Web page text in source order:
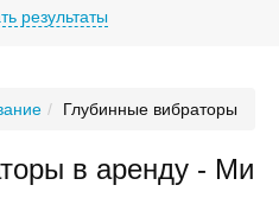
результаты
Глубинные вибраторы
в аренду - Ми